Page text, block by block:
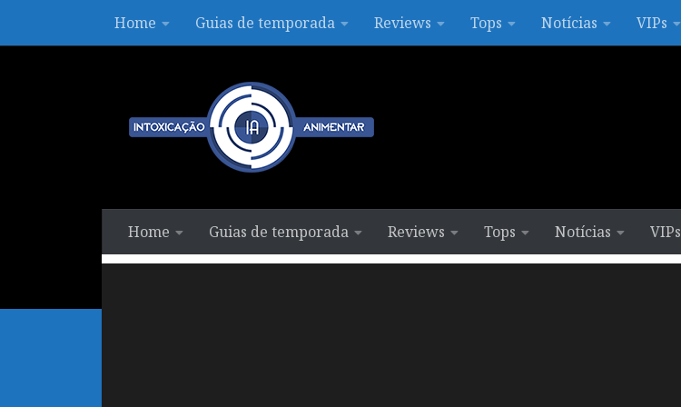
Skip to contentHome Guias de temporada Reviews Tops Notícias VIPs
Home Guias de temporada Reviews Tops Notícias VIPs